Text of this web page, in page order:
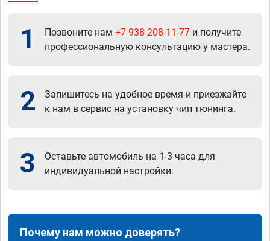
1 Позвоните нам +7 938 208-11-77 и получите
профессиональную консультацию у мастера.
2
Запишитесь на удобное время и приезжайте
к нам в сервис на установку чип тюнинга.
3
Оставьте автомобиль на 1-3 часа для
индивидуальной настройки.
Почему нам можно доверять?